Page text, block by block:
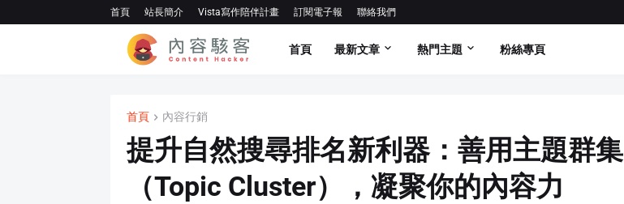
首頁 站長簡介 Vista寫作陪伴計畫 訂閱電子報 聯絡我們
首頁 最新文章 熱門主題 粉絲專頁
首頁 內容行銷
提升自然搜尋排名新利器：善用主題群集
（Topic Cluster），凝聚你的內容力